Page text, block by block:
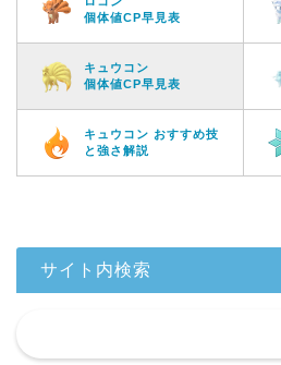
個体値CP早見表
キュウコン
個体値CP早見表
キュウコン おすすめ技
と強さ解説
サイト内検索